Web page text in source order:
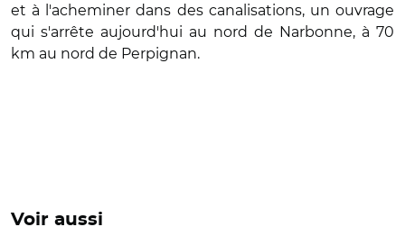
et à l'acheminer dans des canalisations, un ouvrage
qui s'arrête aujourd'hui au nord de Narbonne, à 70
km au nord de Perpignan.
Voir aussi